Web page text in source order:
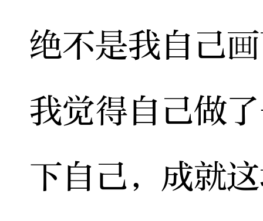
绝不是我自己
我觉得自己做
下自己，成就